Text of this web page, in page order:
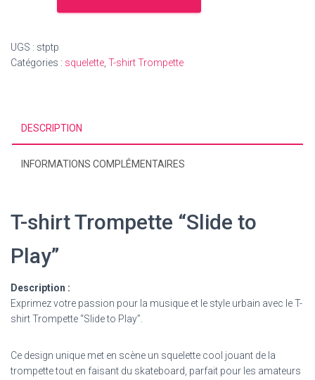
Trompette
"Slide
UGS : stptp
Catégories : squelette, T-shirt Trompette
DESCRIPTION
INFORMATIONS COMPLÉMENTAIRES
T-shirt Trompette “Slide to
Play”
Description :
Exprimez votre passion pour la musique et le style urbain avec le T-
shirt Trompette “Slide to Play”.
Ce design unique met en scène un squelette cool jouant de la
trompette tout en faisant du skateboard, parfait pour les amateurs